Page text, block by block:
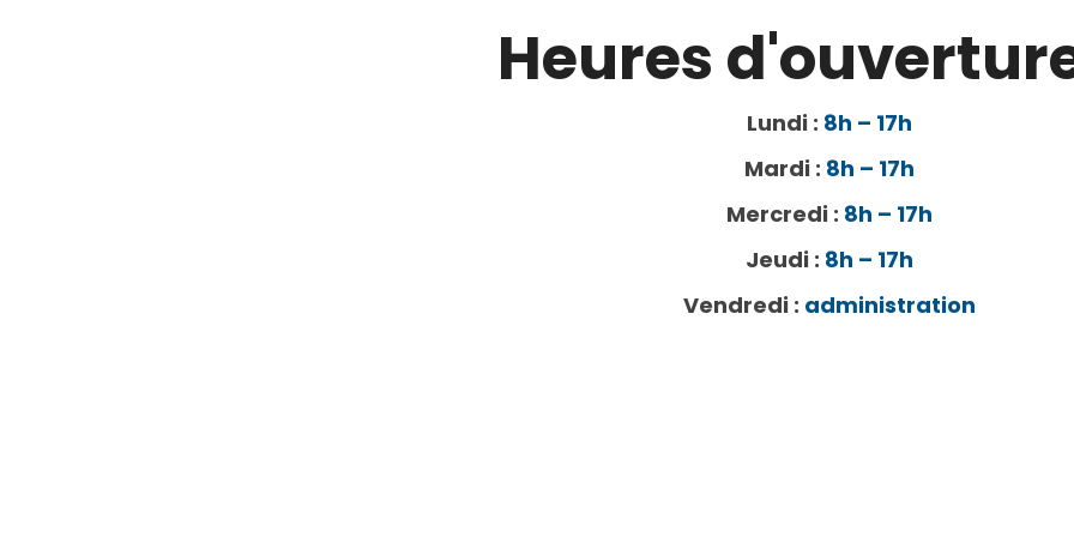
Heures
Lundi : 8h – 17h
Mardi : 8h – 17h
Mercredi : 8h – 17h
Jeudi : 8h – 17h
Vendredi : administration